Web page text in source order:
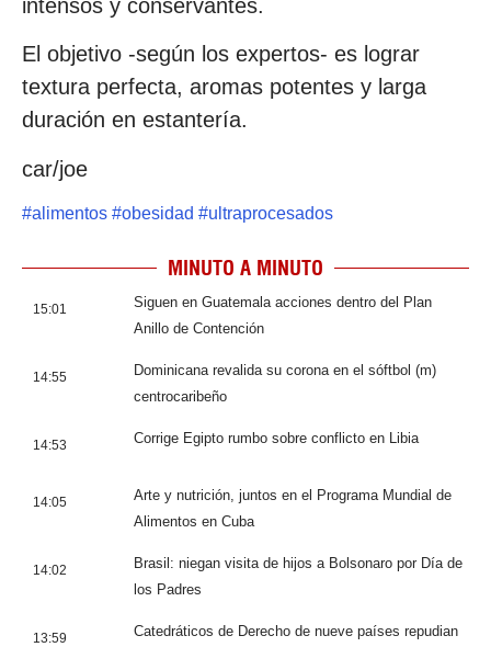
intensos y conservantes.
El objetivo -según los expertos- es lograr
textura perfecta, aromas potentes y larga
duración en estantería.
car/joe
#alimentos #obesidad #ultraprocesados
MINUTO A MINUTO
15:01
Siguen en Guatemala acciones dentro del Plan
Anillo de Contención
14:55
Dominicana revalida su corona en el sóftbol (m)
centrocaribeño
14:53 Corrige Egipto rumbo sobre conflicto en Libia
14:05
Arte y nutrición, juntos en el Programa Mundial de
Alimentos en Cuba
14:02
Brasil: niegan visita de hijos a Bolsonaro por Día de
los Padres
13:59
Catedráticos de Derecho de nueve países repudian